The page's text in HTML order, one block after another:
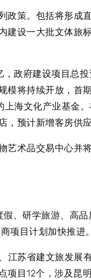
政策。包括将形成
建设一大批文体旅
， 政府建设项目总投
模将持续开放， 首
上海文化产业基金
，预计新增客房供
艺术品交易中心并
、研学旅游、高
项目计划加快推进。
江苏省建文旅发展
目12个，涉及昆